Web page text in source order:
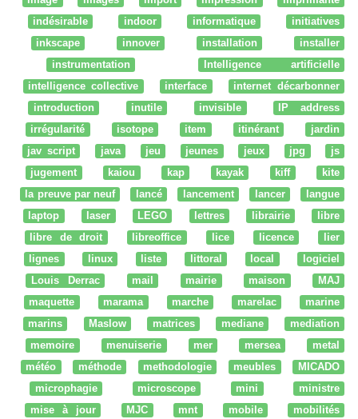
indésirable
indoor informatique
initiatives
inkscape
innover installation
installer
instrumentation
Intelligence artificielle
intelligence collective
interface
internet décarbonner
introduction
inutile invisible
IP address
irrégularité
isotope item itinérant
jardin
jav script
java jeu jeunes jeux jpg
js
jugement
kaiou kap kayak kiff
kite
la preuve par neuf
lancé lancement lancer
langue
laptop
laser LEGO lettres librairie
libre
libre de droit
libreoffice lice licence
lier
lignes
linux liste littoral local
logiciel
Louis Derrac
mail mairie maison
MAJ
maquette
marama marche marelac
marine
marins
Maslow matrices mediane
mediation
memoire
menuiserie mer mersea
metal
météo
méthode methodologie meubles
MICADO
microphagie
microscope mini
ministre
mise à jour
MJC mnt mobile
mobilités